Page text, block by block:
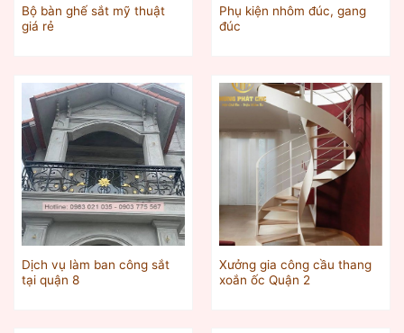
Bộ bàn ghế sắt mỹ thuật
giá rẻ
Phụ kiện nhôm đúc, gang
đúc
Dịch vụ làm ban công sắt
tại quận 8
Xưởng gia công cầu thang
xoắn ốc Quận 2